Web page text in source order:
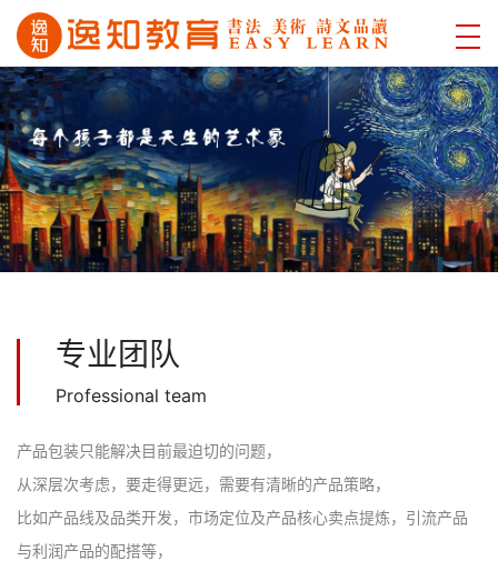
专业团队
Professional team
产品包装只能解决目前最迫切的问题，
从深层次考虑，要走得更远，需要有清晰的产品策略，
比如产品线及品类开发，市场定位及产品核心卖点提炼，引流产品
与利润产品的配搭等，